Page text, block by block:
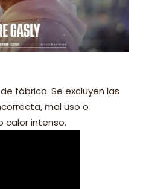
fábrica. Se excluyen las
mal uso o
calor intenso.